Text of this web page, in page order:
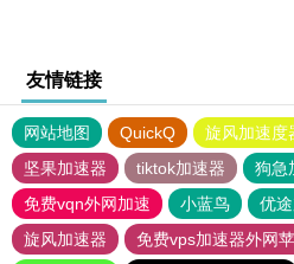
友情链接
网站地图 QuickQ 旋风加速度
坚果加速器
tiktok加速器
狗急
免费vqn外网加速
小蓝鸟 优
旋风加速器
免费vps加速器外网